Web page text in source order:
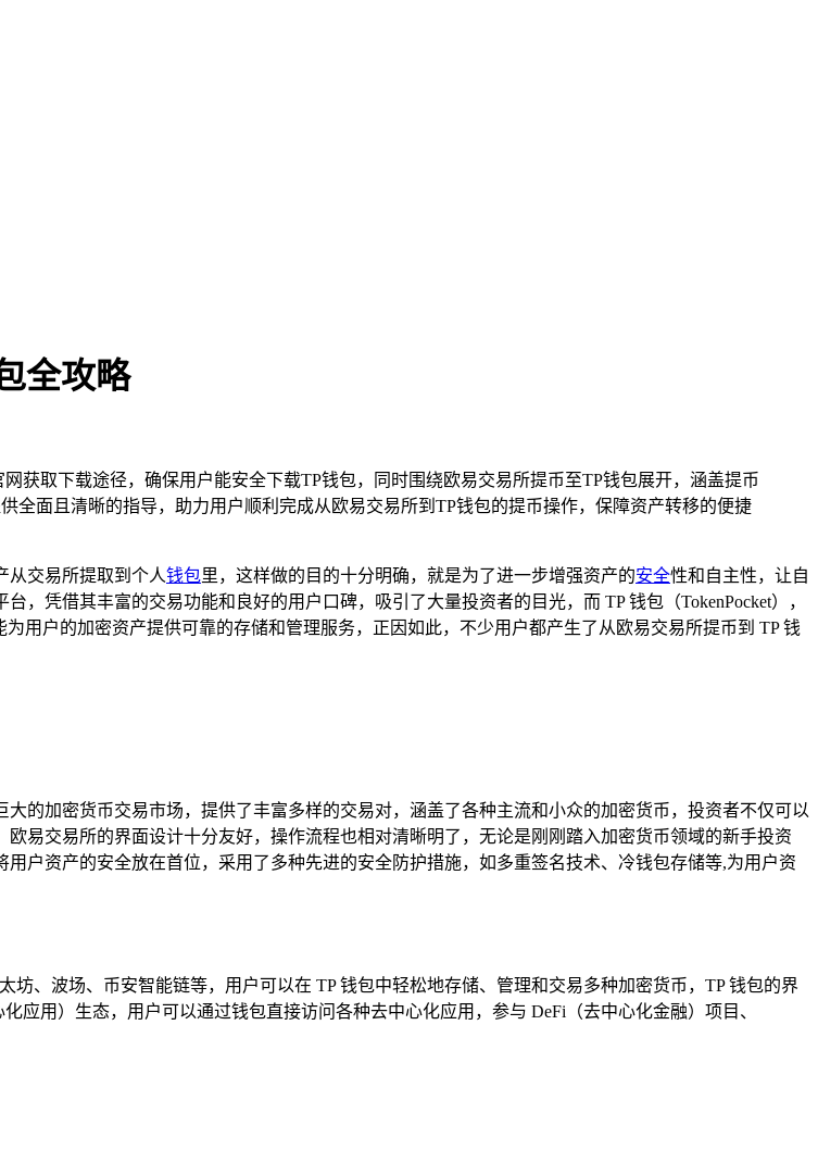
全攻略
获取下载途径，确保用户能安全下载TP钱包，同时围绕欧易交易所提币至TP钱包展开，涵盖提币
面且清晰的指导，助力用户顺利完成从欧易交易所到TP钱包的提币操作，保障资产转移的便捷
从交易所提取到个人钱包里，这样做的目的十分明确，就是为了进一步增强资产的安全性和自主性，让自
凭借其丰富的交易功能和良好的用户口碑，吸引了大量投资者的目光，而 TP 钱包（TokenPocket），
用户的加密资产提供可靠的存储和管理服务，正因如此，不少用户都产生了从欧易交易所提币到 TP 钱
的加密货币交易市场，提供了丰富多样的交易对，涵盖了各种主流和小众的加密货币，投资者不仅可以
易交易所的界面设计十分友好，操作流程也相对清晰明了，无论是刚刚踏入加密货币领域的新手投资
户资产的安全放在首位，采用了多种先进的安全防护措施，如多重签名技术、冷钱包存储等,为用户资
、波场、币安智能链等，用户可以在 TP 钱包中轻松地存储、管理和交易多种加密货币，TP 钱包的界
用）生态，用户可以通过钱包直接访问各种去中心化应用，参与 DeFi（去中心化金融）项目、